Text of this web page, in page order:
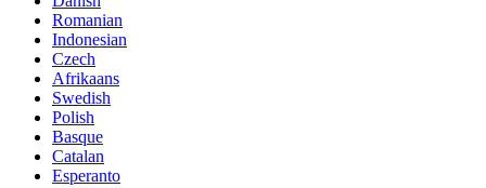
Romanian
Indonesian
Czech
Afrikaans
Swedish
Polish
Basque
Catalan
Esperanto